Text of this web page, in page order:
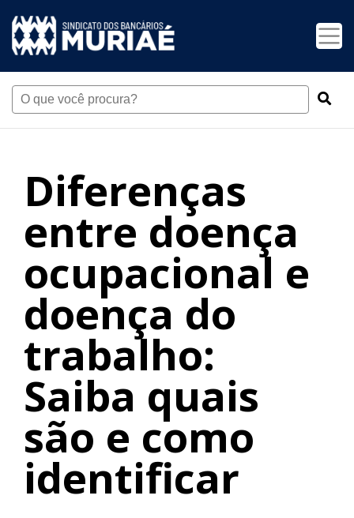
Diferenças
entre doença
ocupacional e
doença do
trabalho:
Saiba quais
são e como
identificar